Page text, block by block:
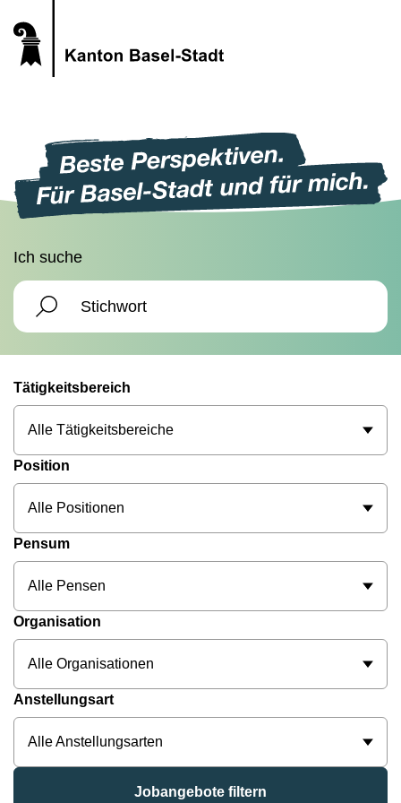
Ich suche
Tätigkeitsbereich
Alle Tätigkeitsbereiche
Position
Alle Positionen
Pensum
Alle Pensen
Organisation
Alle Organisationen
Anstellungsart
Alle Anstellungsarten
Jobangebote filtern